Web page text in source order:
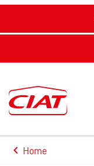
keyboard_arrow_left
Arrow
Home